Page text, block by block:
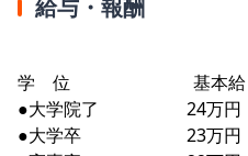
給与・報酬
学 位 基本給
●大学院了 24万円
●大学卒 23万円